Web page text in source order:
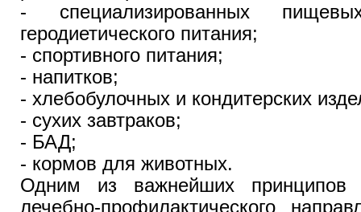
- специализированных
геродиетического питания;
- спортивного питания;
- напитков;
- хлебобулочных и кондитерских
- сухих завтраков;
- БАД;
- кормов для животных.
Одним из важнейших принципов
лечебно-профилактического